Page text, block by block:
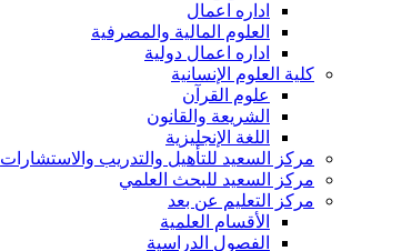
اداره اعمال
العلوم المالية والمصرفية
اداره اعمال دولية
كلية العلوم الإنسانية
علوم القرآن
الشريعة والقانون
اللغة الإنجليزية
مركز السعيد للتأهيل والتدريب والاستشارات
مركز السعيد للبحث العلمي
مركز التعليم عن بعد
الأقسام العلمية
الفصول الدراسية